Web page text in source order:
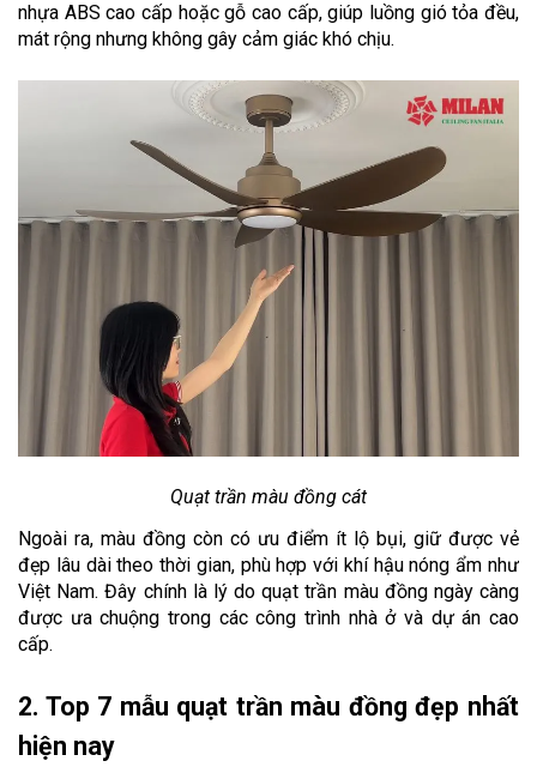
nhựa ABS cao cấp hoặc gỗ cao cấp, giúp luồng gió tỏa đều,
mát rộng nhưng không gây cảm giác khó chịu.
Quạt trần màu đồng cát
Ngoài ra, màu đồng còn có ưu điểm ít lộ bụi, giữ được vẻ
đẹp lâu dài theo thời gian, phù hợp với khí hậu nóng ẩm như
Việt Nam. Đây chính là lý do quạt trần màu đồng ngày càng
được ưa chuộng trong các công trình nhà ở và dự án cao
cấp.
2. Top 7 mẫu quạt trần màu đồng đẹp nhất
hiện nay